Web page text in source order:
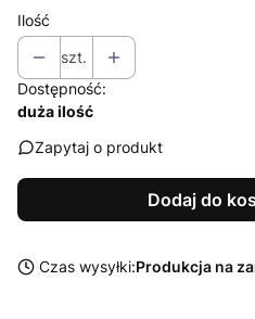
Ilość
szt.
Dostępność:
duża ilość
Zapytaj o produkt
Dodaj do
Czas wysyłki:Produkcja na